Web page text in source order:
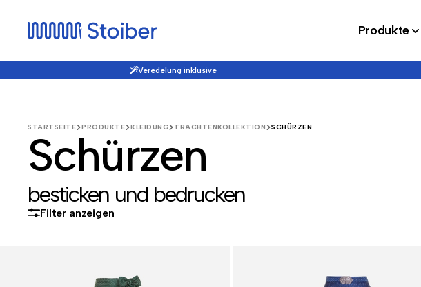
Produkte
Veredelung inklusive
STARTSEITE PRODUKTE KLEIDUNG TRACHTENKOLLEKTION SCHÜRZEN
Schürzen
besticken und bedrucken
Filter anzeigen